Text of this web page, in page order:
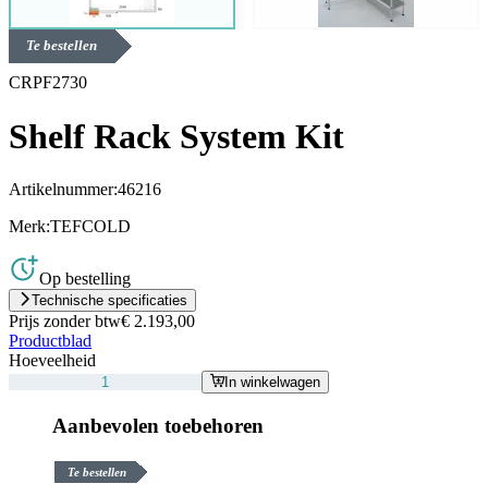
Te bestellen
CRPF2730
Shelf Rack System Kit
Artikelnummer:46216
Merk:TEFCOLD
Op bestelling
Technische specificaties
Prijs zonder btw€ 2.193,00
Productblad
Hoeveelheid
In winkelwagen
Aanbevolen toebehoren
Te bestellen